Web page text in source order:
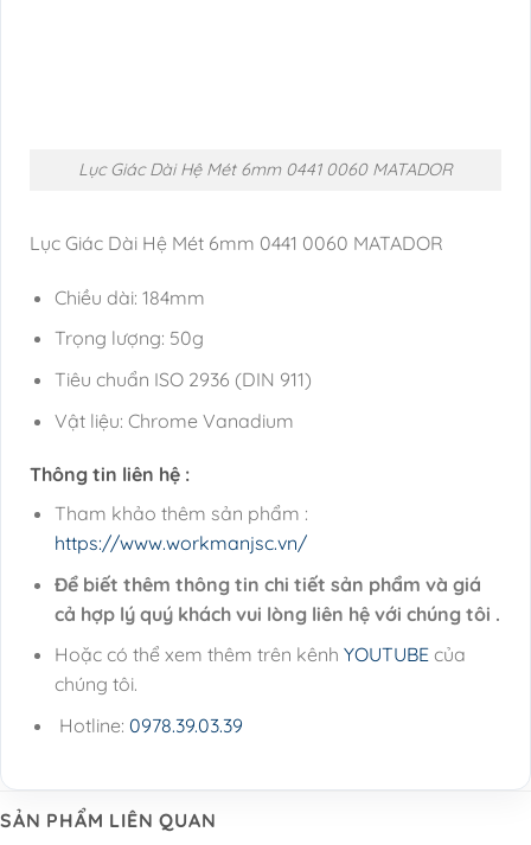
Lục Giác Dài Hệ Mét 6mm 0441 0060 MATADOR
Lục Giác Dài Hệ Mét 6mm 0441 0060 MATADOR
Chiều dài: 184mm
Trọng lượng: 50g
Tiêu chuẩn ISO 2936 (DIN 911)
Vật liệu: Chrome Vanadium
Thông tin liên hệ :
Tham khảo thêm sản phẩm :
https://www.workmanjsc.vn/
Để biết thêm thông tin chi tiết sản phẩm và giá
cả hợp lý quý khách vui lòng liên hệ với chúng tôi .
Hoặc có thể xem thêm trên kênh YOUTUBEcủa
chúng tôi.
Hotline: 0978.39.03.39
SẢN PHẨM LIÊN QUAN